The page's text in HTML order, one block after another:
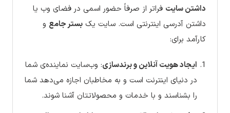
داشتن سایت فراتر از صرفاً حضور اسمی در فضای وب یا
داشتن آدرسی اینترنتی است. سایت یک بستر جامع و
کارآمد برای:
ایجاد هویت آنلاین و برندسازی: وب‌سایت نماینده‌ی شما
در دنیای اینترنت است و به مخاطبان اجازه می‌دهد شما
را بشناسند و با خدمات و محصولاتتان آشنا شوند.